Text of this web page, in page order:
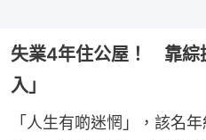
失業4年住公屋！ 靠綜
入」
「人生有啲迷惘」，該名